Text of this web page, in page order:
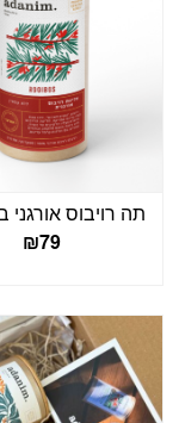
תה רויבוס אורגני
₪79